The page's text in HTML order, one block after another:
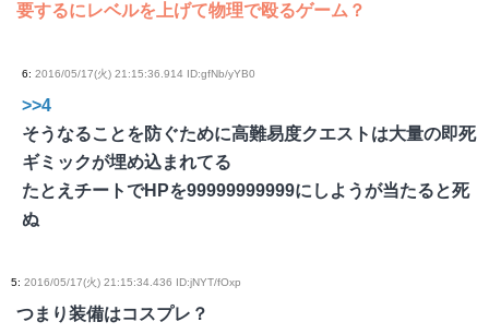
要するにレベルを上げて物理で殴るゲーム？
6: 2016/05/17(火) 21:15:36.914 ID:gfNb/yYB0
>>4
そうなることを防ぐために高難易度クエストは大量の即死
ギミックが埋め込まれてる
たとえチートでHPを99999999999にしようが当たると死
ぬ
5: 2016/05/17(火) 21:15:34.436 ID:jNYT/fOxp
つまり装備はコスプレ？